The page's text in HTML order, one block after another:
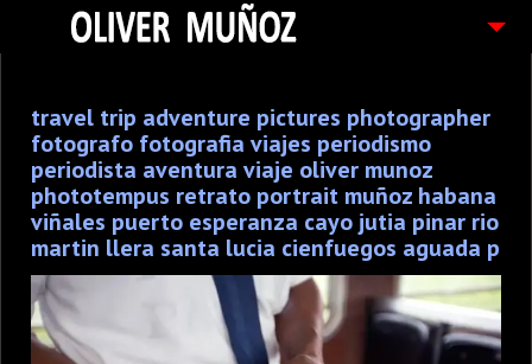
FOTOGRAFIAS
CONTACTO
PEDIDOS
travel trip adventure pictures photographer
fotografo fotografia viajes periodismo
periodista aventura viaje oliver munoz
phototempus retrato portrait muñoz habana
viñales puerto esperanza cayo jutia pinar rio
martin llera santa lucia cienfuegos aguada p